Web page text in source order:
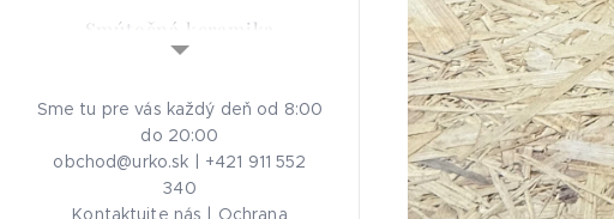
Smútočná keramika
Aróma Lampy
Ochrana osobných
údajov
Sme tu pre vás každý deň od 8:00
do 20:00
obchod@urko.sk | +421 911 552
340
Kontaktujte nás | Ochrana